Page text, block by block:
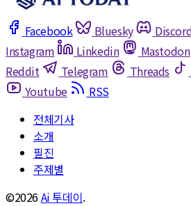
Facebook Bluesky
Instagram
Linkedin Mastodon
Reddit
Telegram Threads
Youtube
RSS
전체기사
소개
필진
주제별
©2026Ai 투데이.